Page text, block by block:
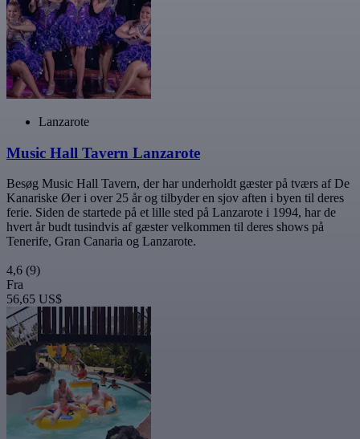
Lanzarote
Music Hall Tavern Lanzarote
Besøg Music Hall Tavern, der har underholdt gæster på tværs af De
Kanariske Øer i over 25 år og tilbyder en sjov aften i byen til deres
ferie. Siden de startede på et lille sted på Lanzarote i 1994, har de
hvert år budt tusindvis af gæster velkommen til deres shows på
Tenerife, Gran Canaria og Lanzarote.
4,6 (9)
Fra
56,65 US$